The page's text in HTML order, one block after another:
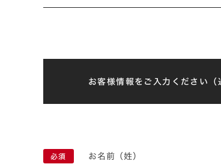
お客様情報をご入力ください
お名前（姓）